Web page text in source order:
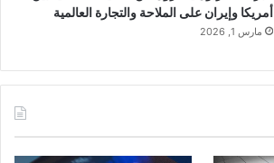
أمريكا وإيران على الملاحة والتجارة العالمية
مارس 1, 2026